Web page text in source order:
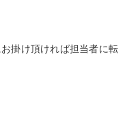
掛け頂ければ担当者に転